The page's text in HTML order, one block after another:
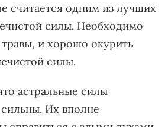
считается одним из лучших
силы. Необходимо
травы, и хорошо окурить
силы.
астральные силы
Их вполне